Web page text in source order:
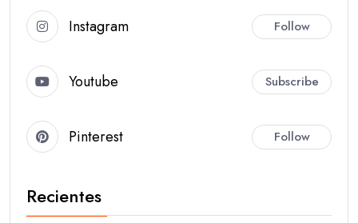
Instagram Follow
Youtube Subscribe
Pinterest Follow
Recientes